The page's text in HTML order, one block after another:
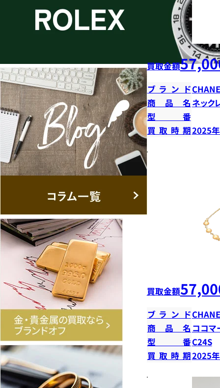
買取金額
ブランド
商品名 ネック
型番
買取時期2025
買取金額
ブランド
商品名 ココ
型番C24S
買取時期2025